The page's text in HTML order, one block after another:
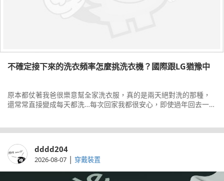
不確定接下來的洗衣頻率怎麼挑洗衣機？國際跟LG猶豫中
原本都仗著我爸很樂意幫全家洗衣服，真的是兩天絕對洗的那種，
還常常直接變成每天都洗…每次回家我都很安心，即使過年回去一個
dddd204
2026-08-07 | 穿戴裝置